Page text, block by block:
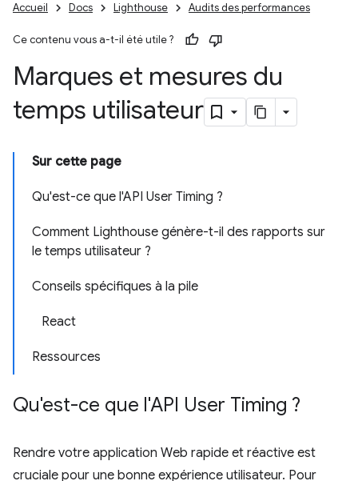
Accueil Docs Lighthouse Audits des performances
Ce contenu vous a-t-il été utile ?
Marques et mesures du
temps utilisateur
Sur cette page
Qu'est-ce que l'API User Timing ?
Comment Lighthouse génère-t-il des rapports sur
le temps utilisateur ?
Conseils spécifiques à la pile
React
Ressources
Qu'est-ce que l'API User Timing ?
Rendre votre application Web rapide et réactive est
cruciale pour une bonne expérience utilisateur. Pour